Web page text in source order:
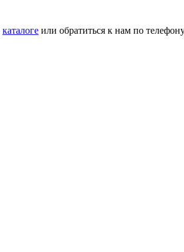
каталоге или обратиться к нам по